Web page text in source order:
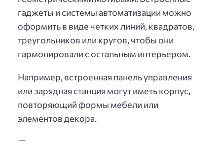
гаджеты и системы автоматизации можно
оформить в виде четких линий, квадратов,
треугольников или кругов, чтобы они
гармонировали с остальным интерьером.
Например, встроенная панель управления
или зарядная станция могут иметь корпус,
повторяющий формы мебели или
элементов декора.